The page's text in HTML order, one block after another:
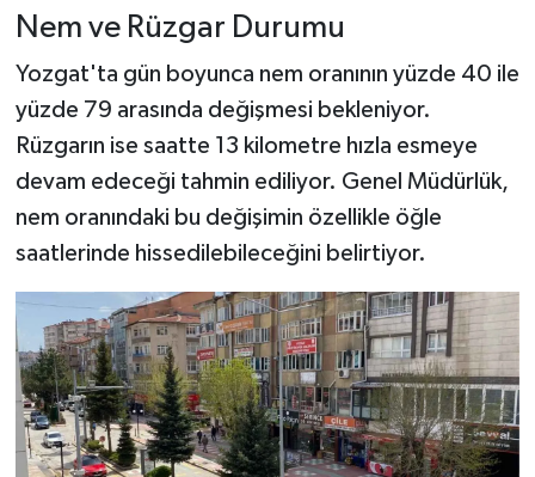
Nem ve Rüzgar Durumu
Yozgat'ta gün boyunca nem oranının yüzde 40 ile
yüzde 79 arasında değişmesi bekleniyor.
Rüzgarın ise saatte 13 kilometre hızla esmeye
devam edeceği tahmin ediliyor. Genel Müdürlük,
nem oranındaki bu değişimin özellikle öğle
saatlerinde hissedilebileceğini belirtiyor.